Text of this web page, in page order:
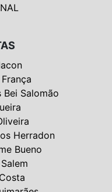
Bei Salomão
Herradon
Bueno